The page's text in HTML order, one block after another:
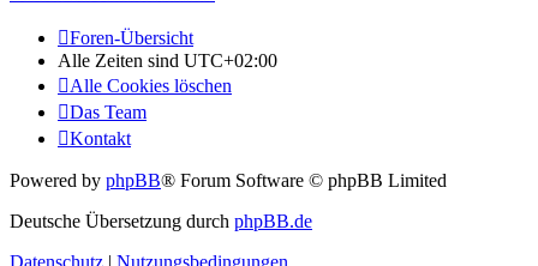
Foren-Übersicht
Alle Zeiten sind UTC+02:00
Alle Cookies löschen
Das Team
Kontakt
Powered by phpBB® Forum Software © phpBB Limited
Deutsche Übersetzung durch phpBB.de